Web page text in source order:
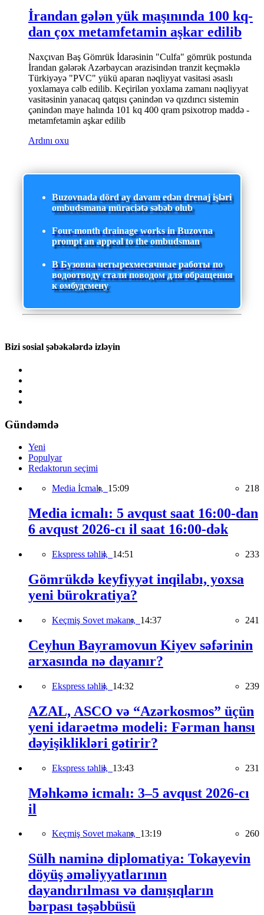
İrandan gələn yük maşınında 100 kq-
dan çox metamfetamin aşkar edilib
Naxçıvan Baş Gömrük İdarəsinin "Culfa" gömrük postunda
İrandan gələrək Azərbaycan ərazisindən tranzit keçməklə
Türkiyəyə "PVC" yükü aparan nəqliyyat vasitəsi əsaslı
yoxlamaya cəlb edilib. Keçirilən yoxlama zamanı nəqliyyat
vasitəsinin yanacaq qatqısı çənindən və qızdırıcı sistemin
çənindən maye halında 101 kq 400 qram psixotrop maddə -
metamfetamin aşkar edilib
Ardını oxu
Buzovnada dörd ay davam edən drenaj işləri
ombudsmana müraciətə səbəb olub
Four-month drainage works in Buzovna
prompt an appeal to the ombudsman
В Бузовна четырехмесячные работы по
водоотводу стали поводом для обращения
к омбудсмену
Bizi sosial şəbəkələrdə izləyin
Gündəmdə
Yeni
Populyar
Redaktorun seçimi
Media İcmalı, 15:09 218
Media icmalı: 5 avqust saat 16:00-dan
6 avqust 2026-cı il saat 16:00-dək
Ekspress təhlil, 14:51 233
Gömrükdə keyfiyyət inqilabı, yoxsa
yeni bürokratiya?
Keçmiş Sovet məkanı, 14:37 241
Ceyhun Bayramovun Kiyev səfərinin
arxasında nə dayanır?
Ekspress təhlil, 14:32 239
AZAL, ASCO və “Azərkosmos” üçün
yeni idarəetmə modeli: Fərman hansı
dəyişiklikləri gətirir?
Ekspress təhlil, 13:43 231
Məhkəmə icmalı: 3–5 avqust 2026-cı
il
Keçmiş Sovet məkanı, 13:19 260
Sülh naminə diplomatiya: Tokayevin
döyüş əməliyyatlarının
dayandırılması və danışıqların
bərpası təşəbbüsü